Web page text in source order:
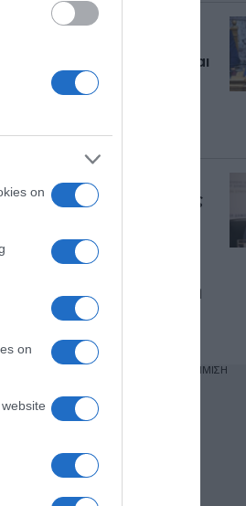
on
on
Επίθεση Γεωργιάδη
“Αυτό που κάνει είναι
κατάντια, θέλει να
πάει το ΠΑΣΟΚ στο
ευχαριστημένος;”
Γεωργιάδης για
Novartis: “Ο Σαλμάς
καινούργιο, άθλιοι
άνθρωποι στον
ζητήσουν συγγνώμη
κάνουν ξανά
ΔΙΑΦΗΜΙΣΗ